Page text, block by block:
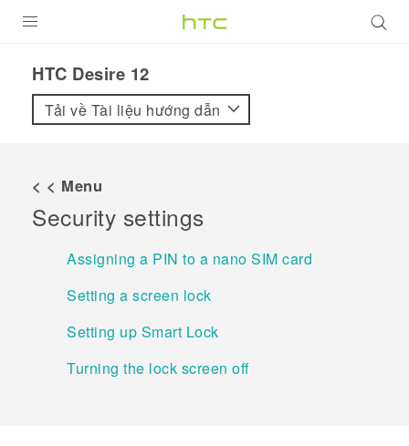
VIVE
VIVERSE
ỨNG DỤNG
HỖ TRỢ
HTC Desire 12‎
Tải về Tài liệu hướng dẫn
< < Menu
Security settings
Assigning a PIN to a nano SIM card
Setting a screen lock
Setting up Smart Lock
Turning the lock screen off